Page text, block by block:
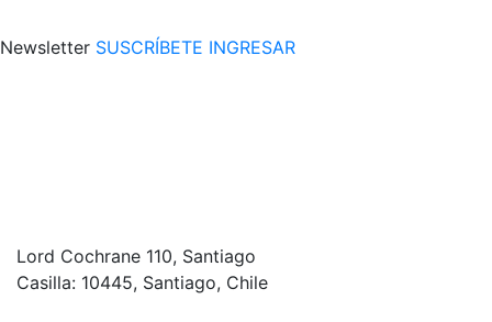
Newsletter SUSCRÍBETE INGRESAR
Lord Cochrane 110, Santiago
Casilla: 10445, Santiago, Chile